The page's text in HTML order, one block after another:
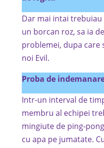
Dar mai intai
un borcan roz, sa ia
problemei, dupa care
noi Evil.
Proba de
Intr-un interval de
membru al echipei
mingiute de ping-
cu apa pe jumatate.